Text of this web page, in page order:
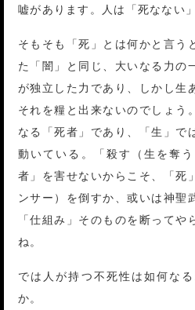
嘘があります。人は「死なない
そもそも「死」とは何かと言う
た「闇」と同じ、大いなる力の
が独立した力であり、しかし生
それを糧と出来ないのでしょう
なる「死者」であり、「生」で
動いている。「殺す（生を奪
者」を害せないからこそ、「死
ンサー）を倒すか、或いは神聖
「仕組み」そのものを断ってや
ね。
では人が持つ不死性は如何な
か。